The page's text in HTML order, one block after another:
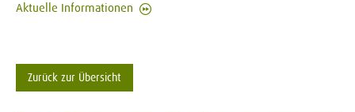
Aktuelle Informationen
Zurück zur Übersicht